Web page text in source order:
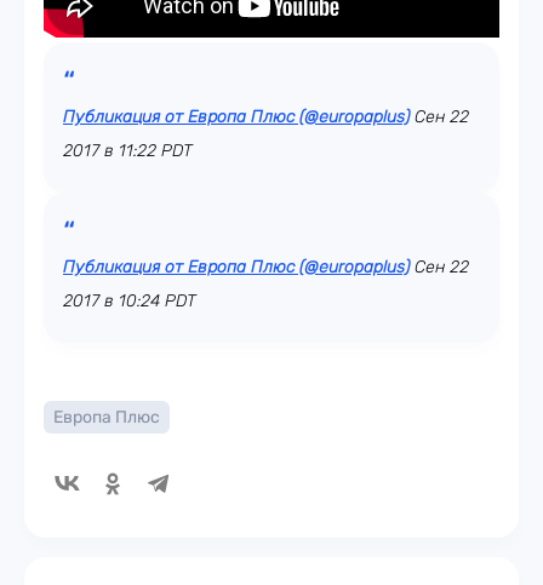
Публикация от Европа Плюс (@europaplus) Сен 22
2017 в 11:22 PDT
Публикация от Европа Плюс (@europaplus) Сен 22
2017 в 10:24 PDT
Европа Плюс